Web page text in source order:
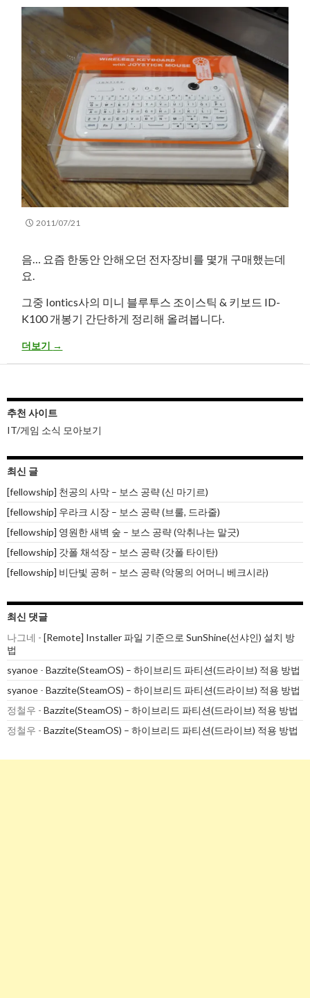
2011/07/21
음… 요즘 한동안 안해오던 전자장비를 몇개 구매했는데
요.
그중 Iontics사의 미니 블루투스 조이스틱 & 키보드 ID-
K100 개봉기 간단하게 정리해 올려봅니다.
Iontics사 Mini Bluetooth Joystick Keyboard ID-K100 (white
더보기 →
추천 사이트
IT/게임 소식 모아보기
최신 글
[fellowship] 천공의 사막 – 보스 공략 (신 마기르)
[fellowship] 우라크 시장 – 보스 공략 (브룰, 드라줄)
[fellowship] 영원한 새벽 숲 – 보스 공략 (악취나는 말긋)
[fellowship] 갓폴 채석장 – 보스 공략 (갓폴 타이탄)
[fellowship] 비단빛 공허 – 보스 공략 (악몽의 어머니 베크시라)
최신 댓글
나그네 - [Remote] Installer 파일 기준으로 SunShine(선샤인) 설치 방
법
syanoe - Bazzite(SteamOS) – 하이브리드 파티션(드라이브) 적용 방법
syanoe - Bazzite(SteamOS) – 하이브리드 파티션(드라이브) 적용 방법
정철우 - Bazzite(SteamOS) – 하이브리드 파티션(드라이브) 적용 방법
정철우 - Bazzite(SteamOS) – 하이브리드 파티션(드라이브) 적용 방법